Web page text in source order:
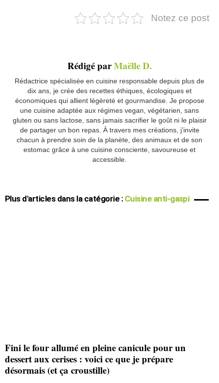
Notez ce post
Rédigé parMaëlle D.
Rédactrice spécialisée en cuisine responsable depuis plus de
dix ans, je crée des recettes éthiques, écologiques et
économiques qui allient légèreté et gourmandise. Je propose
une cuisine adaptée aux régimes vegan, végétarien, sans
gluten ou sans lactose, sans jamais sacrifier le goût ni le plaisir
de partager un bon repas. À travers mes créations, j’invite
chacun à prendre soin de la planète, des animaux et de son
estomac grâce à une cuisine consciente, savoureuse et
accessible.
Plus d'articles dans la catégorie : Cuisine anti-gaspi
Fini le four allumé en pleine canicule pour un
dessert aux cerises : voici ce que je prépare
désormais (et ça croustille)